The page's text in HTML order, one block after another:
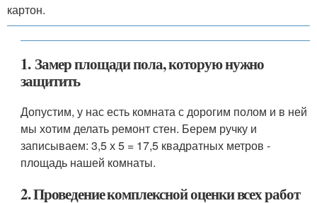
картон.
1. Замер площади пола, которую нужно
защитить
Допустим, у нас есть комната с дорогим полом и в ней
мы хотим делать ремонт стен. Берем ручку и
записываем: 3,5 х 5 = 17,5 квадратных метров -
площадь нашей комнаты.
2. Проведение комплексной оценки всех работ